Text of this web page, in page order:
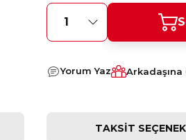
Yorum Yaz Arkadaşına
TAKSIT